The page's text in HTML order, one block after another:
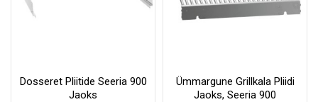
Dosseret Pliitide Seeria 900
Jaoks
Ümmargune Grillkala Pliidi
Jaoks, Seeria 900